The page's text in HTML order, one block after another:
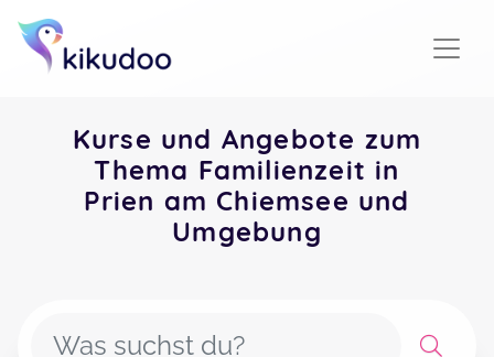
Kurse und Angebote zum
Thema Familienzeit in
Prien am Chiemsee und
Umgebung